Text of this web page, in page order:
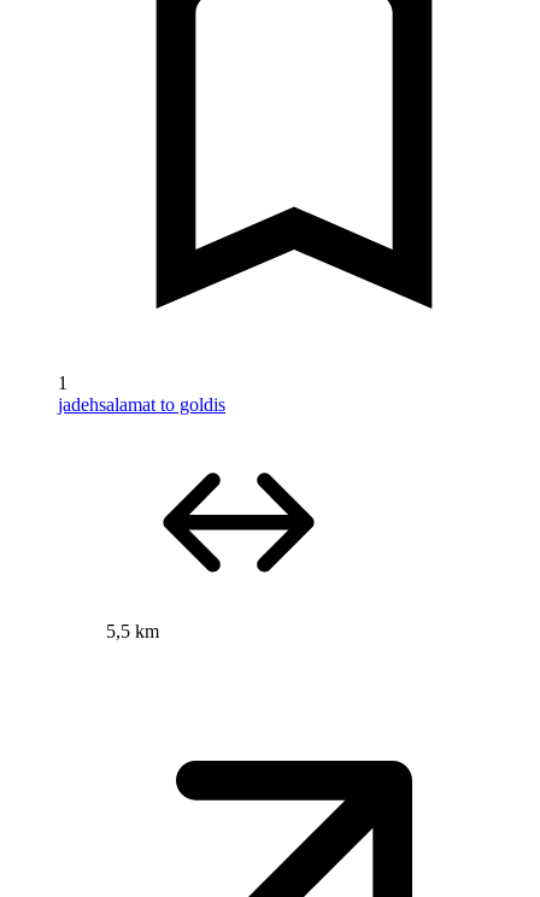
1
jadehsalamat to goldis
5,5 km